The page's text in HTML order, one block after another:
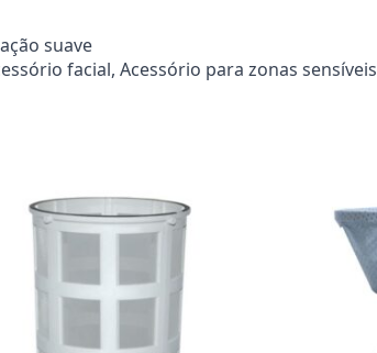
suave
facial, Acessório para zonas sensíveis